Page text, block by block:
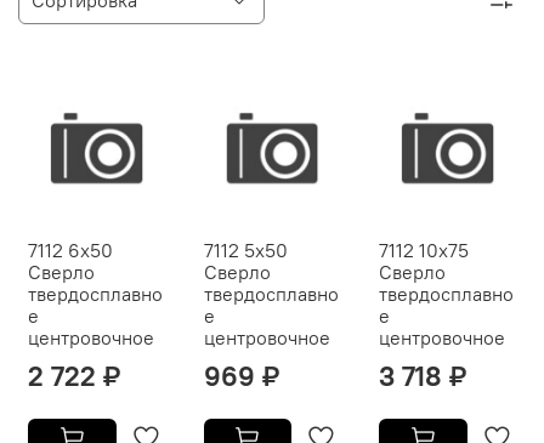
7112 6x50
Сверло
твердосплавно
е
центровочное
2 722 ₽
7112 5x50
Сверло
твердосплавно
е
центровочное
969 ₽
7112 10x75
Сверло
твердосплавно
е
центровочное
3 718 ₽